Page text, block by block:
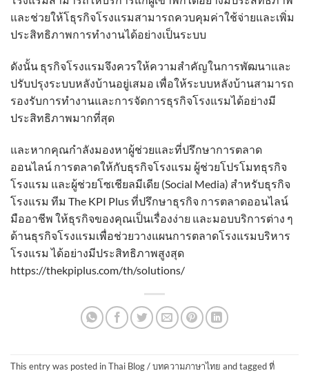
และช่วยให้โธุรกิจโรงแรมสามารถควบคุมค่าใช้จ่ายและเพิ่ม
ประสิทธิภาพการทำงานได้อย่างเป็นระบบ
ดังนั้น ธุรกิจโรงแรมจึงควรให้ความสำคัญในการพัฒนาและ
ปรับปรุงระบบหลังบ้านอยู่เสมอ เพื่อให้ระบบหลังบ้านสามารถ
รองรับการทำงานและการจัดการธุรกิจโรงแรมได้อย่างมี
ประสิทธิภาพมากที่สุด
และหากคุณกำลังมองหาผู้ช่วยและที่ปรึกษาการตลาด
ออนไลน์ การตลาดให้กับธุรกิจโรงแรม ผู้ช่วยโปรโมทธุรกิจ
โรงแรม และผู้ช่วยโซเชียลมีเดีย (Social Media) สำหรับธุรกิจ
โรงแรม ทีม The KPI Plus ที่ปรึกษาธุรกิจ การตลาดออนไลน์
มืออาชีพ ให้ธุรกิจของคุณเป็นเรื่องง่าย และมอบบริการต่าง ๆ
ด้านธุรกิจโรงแรมเพื่อช่วยวางแผนการตลาดโรงแรมบริหาร
โรงแรม ได้อย่างมีประสิทธิภาพสูงสุด
https://thekpiplus.com/th/solutions/
This entry was posted inThai Blog / บทความภาษาไทย and taggedที่